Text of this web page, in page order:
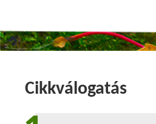
Cikkválogatás